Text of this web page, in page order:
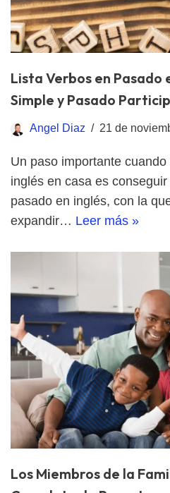
Lista Verbos en Pasado
Simple y Pasado
Angel Diaz 21 de
Un paso importante
inglés en casa es
pasado en inglés, con la
expandir… Leer más »
Los Miembros de la